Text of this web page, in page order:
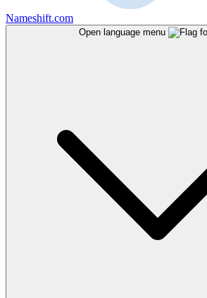
Nameshift.com
Open language menu